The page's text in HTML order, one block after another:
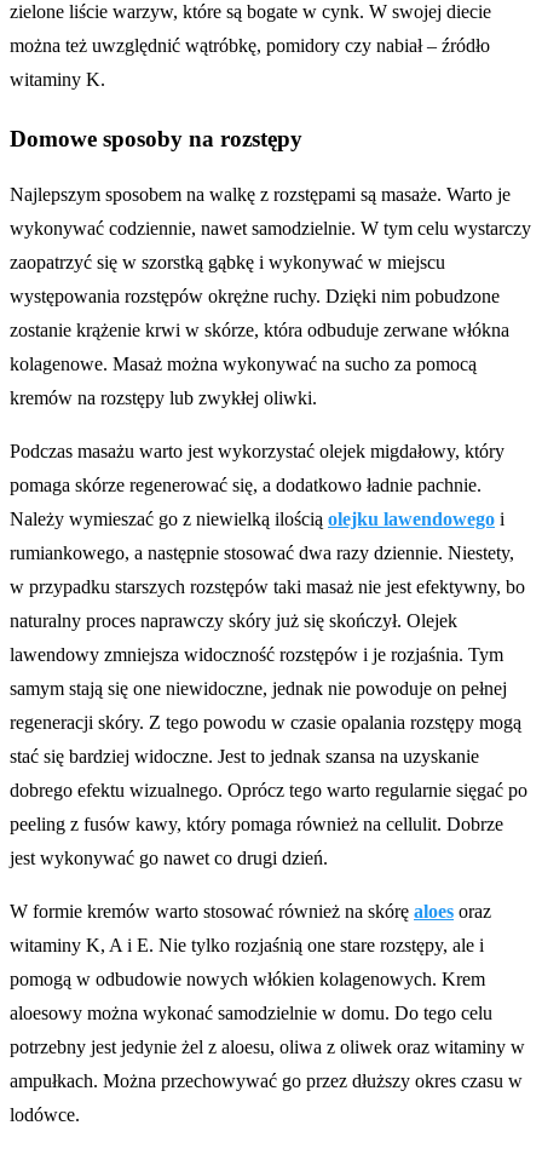
zielone liście warzyw, które są bogate w cynk. W swojej diecie
można też uwzględnić wątróbkę, pomidory czy nabiał – źródło
witaminy K.
Domowe sposoby na rozstępy
Najlepszym sposobem na walkę z rozstępami są masaże. Warto je
wykonywać codziennie, nawet samodzielnie. W tym celu wystarczy
zaopatrzyć się w szorstką gąbkę i wykonywać w miejscu
występowania rozstępów okrężne ruchy. Dzięki nim pobudzone
zostanie krążenie krwi w skórze, która odbuduje zerwane włókna
kolagenowe. Masaż można wykonywać na sucho za pomocą
kremów na rozstępy lub zwykłej oliwki.
Podczas masażu warto jest wykorzystać olejek migdałowy, który
pomaga skórze regenerować się, a dodatkowo ładnie pachnie.
Należy wymieszać go z niewielką ilością olejku lawendowego i
rumiankowego, a następnie stosować dwa razy dziennie. Niestety,
w przypadku starszych rozstępów taki masaż nie jest efektywny, bo
naturalny proces naprawczy skóry już się skończył. Olejek
lawendowy zmniejsza widoczność rozstępów i je rozjaśnia. Tym
samym stają się one niewidoczne, jednak nie powoduje on pełnej
regeneracji skóry. Z tego powodu w czasie opalania rozstępy mogą
stać się bardziej widoczne. Jest to jednak szansa na uzyskanie
dobrego efektu wizualnego. Oprócz tego warto regularnie sięgać po
peeling z fusów kawy, który pomaga również na cellulit. Dobrze
jest wykonywać go nawet co drugi dzień.
W formie kremów warto stosować również na skórę aloes oraz
witaminy K, A i E. Nie tylko rozjaśnią one stare rozstępy, ale i
pomogą w odbudowie nowych włókien kolagenowych. Krem
aloesowy można wykonać samodzielnie w domu. Do tego celu
potrzebny jest jedynie żel z aloesu, oliwa z oliwek oraz witaminy w
ampułkach. Można przechowywać go przez dłuższy okres czasu w
lodówce.